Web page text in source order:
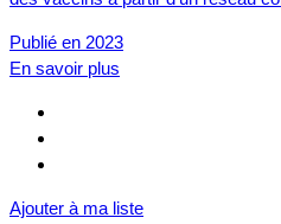
Publié en 2023
En savoir plus
Ajouter à ma liste